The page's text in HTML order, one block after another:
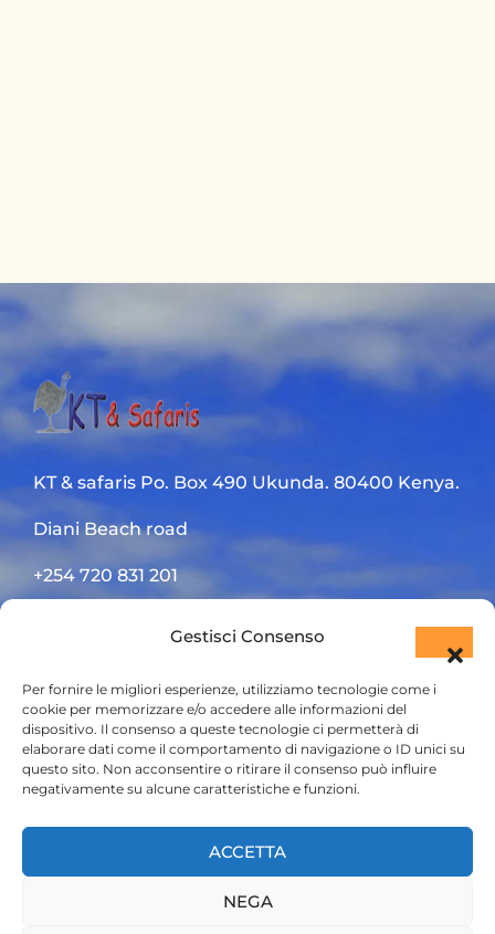
Gestisci Consenso
Per fornire le migliori esperienze, utilizziamo tecnologie come i
cookie per memorizzare e/o accedere alle informazioni del
dispositivo. Il consenso a queste tecnologie ci permetterà di
elaborare dati come il comportamento di navigazione o ID unici su
questo sito. Non acconsentire o ritirare il consenso può influire
negativamente su alcune caratteristiche e funzioni.
ACCETTA
NEGA
KT & safaris Po. Box 490 Ukunda. 80400 Kenya.
Diani Beach road
+254 720 831 201